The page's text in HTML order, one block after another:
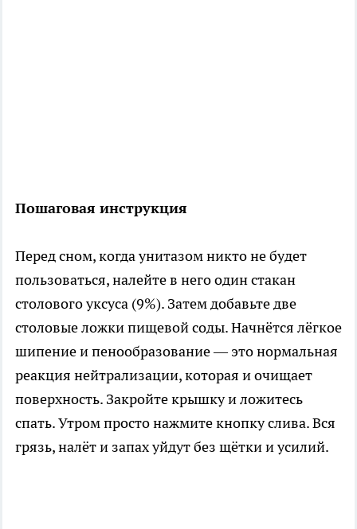
Пошаговая инструкция
Перед сном, когда унитазом никто не будет
пользоваться, налейте в него один стакан
столового уксуса (9%). Затем добавьте две
столовые ложки пищевой соды. Начнётся лёгкое
шипение и пенообразование — это нормальная
реакция нейтрализации, которая и очищает
поверхность. Закройте крышку и ложитесь
спать. Утром просто нажмите кнопку слива. Вся
грязь, налёт и запах уйдут без щётки и усилий.